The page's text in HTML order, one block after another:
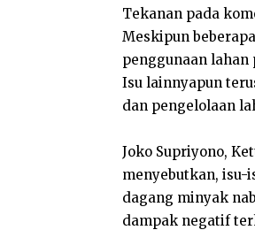
Tekanan pada
Meskipun
penggunaan
Isu lainnyapun
dan pengelolaan
Joko Supriyono,
menyebutkan, isu-
dagang minyak
dampak negatif